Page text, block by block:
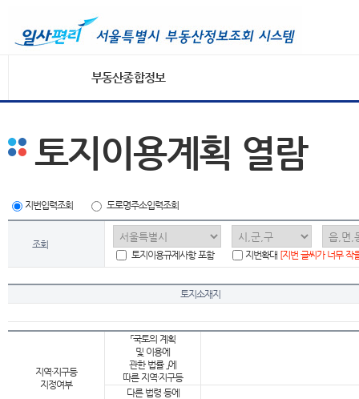
부동산종합정보
토지이용계획 열람
지번입력조회 도로명주소입력조회
조회
토지이용규제사항 포함
지번확대 [지번 글씨가 너무 작
토지소재지
지역·지구등
지정여부
「국토의 계획
및 이용에
관한 법률 」에
따른 지역·지구등
다른 법령 등에